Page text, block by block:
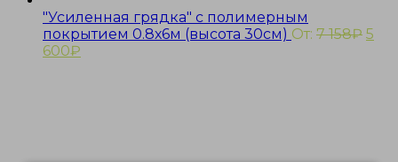
"Усиленная грядка" с полимерным
покрытием 0.8х6м (высота 30см) От: 7 158₽ 5
600₽